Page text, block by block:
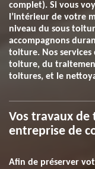
complet). Si vous
l’intérieur de votre
niveau du sous
accompagnons
toiture. Nos services
toiture, du
toitures, et le
Vos travaux
entreprise de
Afin de préserver